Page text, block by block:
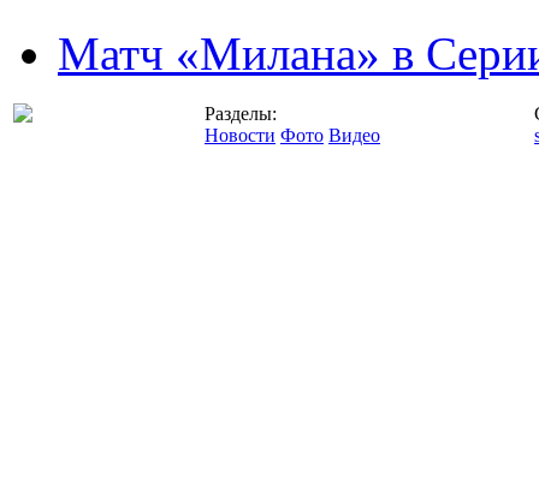
Матч «Милана» в
Разделы:
Новости Фото Видео